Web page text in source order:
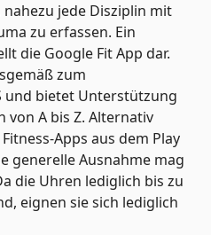
jede Disziplin mit
zu erfassen. Ein
die Google Fit App dar.
zum
und bietet Unterstützung
von A bis Z. Alternativ
Apps aus dem Play
generelle Ausnahme mag
die Uhren lediglich bis zu
eignen sie sich lediglich